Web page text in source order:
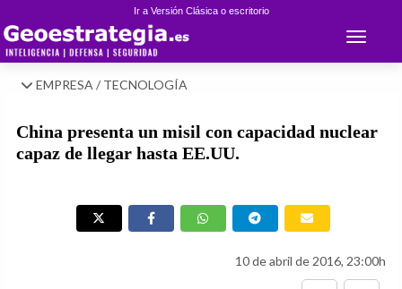
Ir a Versión Clásica o escritorio
Toggle
EMPRESA / TECNOLOGÍA
China presenta un misil con capacidad nuclear
capaz de llegar hasta EE.UU.
10 de abril de 2016, 23:00h